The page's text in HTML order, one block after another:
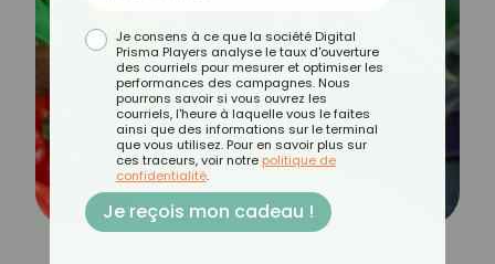
Je consens à ce que la société Digital
Prisma Players analyse le taux d'ouverture
des courriels pour mesurer et optimiser les
performances des campagnes. Nous
pourrons savoir si vous ouvrez les
courriels, l'heure à laquelle vous le faites
ainsi que des informations sur le terminal
que vous utilisez. Pour en savoir plus sur
ces traceurs, voir notre politique de
confidentialité.
Je reçois mon cadeau !